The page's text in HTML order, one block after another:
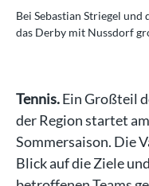
Bei Sebastian Striegel und
das Derby mit Nussdorf
Tennis.Ein Großteil
der Region startet
Sommersaison. Die
Blick auf die Ziele